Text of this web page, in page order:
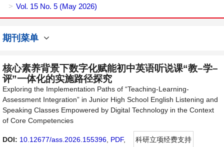
Vol. 15 No. 5 (May 2026)
期刊菜单
核心素养背景下数字化赋能初中英语听说课“教–学–
评”一体化的实施路径探究
Exploring the Implementation Paths of “Teaching-Learning-
Assessment Integration” in Junior High School English Listening and
Speaking Classes Empowered by Digital Technology in the Context
of Core Competencies
DOI: 10.12677/ass.2026.155396 PDF,
科研立项经费支持